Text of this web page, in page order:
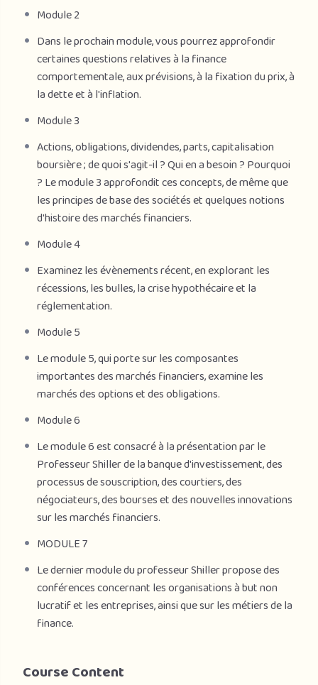
Module 2
Dans le prochain module, vous pourrez approfondir
certaines questions relatives à la finance
comportementale, aux prévisions, à la fixation du prix, à
la dette et à l'inflation.
Module 3
Actions, obligations, dividendes, parts, capitalisation
boursière ; de quoi s'agit-il ? Qui en a besoin ? Pourquoi
? Le module 3 approfondit ces concepts, de même que
les principes de base des sociétés et quelques notions
d'histoire des marchés financiers.
Module 4
Examinez les évènements récent, en explorant les
récessions, les bulles, la crise hypothécaire et la
réglementation.
Module 5
Le module 5, qui porte sur les composantes
importantes des marchés financiers, examine les
marchés des options et des obligations.
Module 6
Le module 6 est consacré à la présentation par le
Professeur Shiller de la banque d'investissement, des
processus de souscription, des courtiers, des
négociateurs, des bourses et des nouvelles innovations
sur les marchés financiers.
MODULE 7
Le dernier module du professeur Shiller propose des
conférences concernant les organisations à but non
lucratif et les entreprises, ainsi que sur les métiers de la
finance.
Course Content